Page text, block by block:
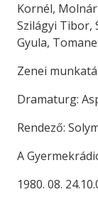
Kornél,
Szilágyi Tibor,
Gyula,
Zenei
Dramaturg:
Rendező:
A
1980. 08.